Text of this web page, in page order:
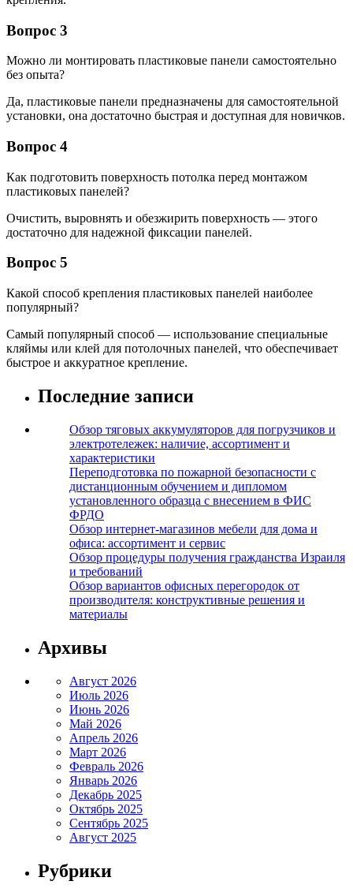
Вопрос 3
Можно ли монтировать пластиковые панели самостоятельно
без опыта?
Да, пластиковые панели предназначены для самостоятельной
установки, она достаточно быстрая и доступная для новичков.
Вопрос 4
Как подготовить поверхность потолка перед монтажом
пластиковых панелей?
Очистить, выровнять и обезжирить поверхность — этого
достаточно для надежной фиксации панелей.
Вопрос 5
Какой способ крепления пластиковых панелей наиболее
популярный?
Самый популярный способ — использование специальные
кляймы или клей для потолочных панелей, что обеспечивает
быстрое и аккуратное крепление.
Последние записи
Обзор тяговых аккумуляторов для погрузчиков и
электротележек: наличие, ассортимент и
характеристики
Переподготовка по пожарной безопасности с
дистанционным обучением и дипломом
установленного образца с внесением в ФИС
ФРДО
Обзор интернет-магазинов мебели для дома и
офиса: ассортимент и сервис
Обзор процедуры получения гражданства Израиля
и требований
Обзор вариантов офисных перегородок от
производителя: конструктивные решения и
материалы
Архивы
Август 2026
Июль 2026
Июнь 2026
Май 2026
Апрель 2026
Март 2026
Февраль 2026
Январь 2026
Декабрь 2025
Октябрь 2025
Сентябрь 2025
Август 2025
Рубрики